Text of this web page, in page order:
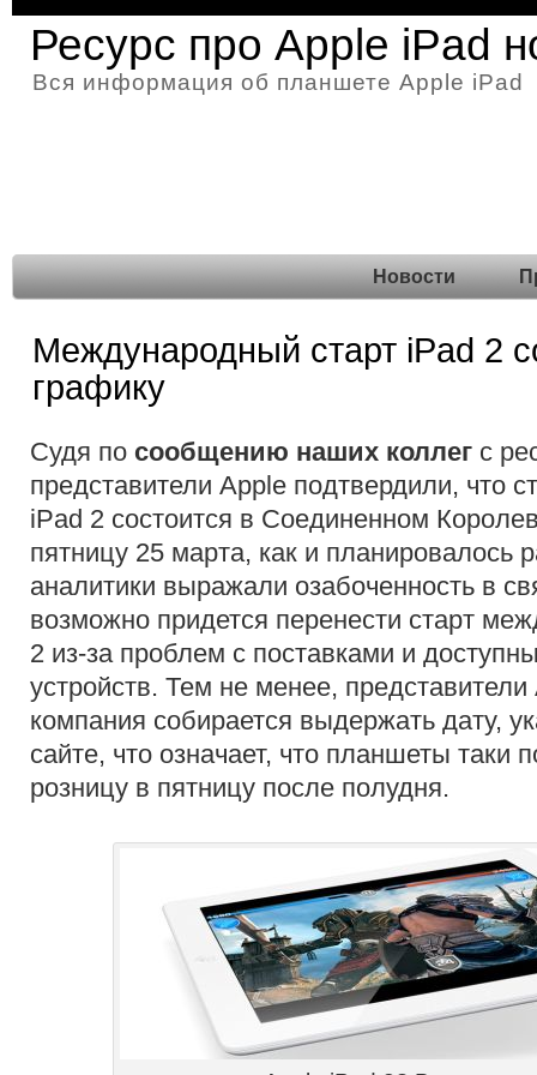
Ресурс про Apple iPad
Вся информация об планшете Apple iPad
Новости
Международный старт iPad 2
графику
Судя по сообщению наших коллег с
представители Apple подтвердили, что
iPad 2 состоится в Соединенном
пятницу 25 марта, как и планировалось
аналитики выражали озабоченность в
возможно придется перенести старт
2 из-за проблем с поставками и
устройств. Тем не менее,
компания собирается выдержать дату,
сайте, что означает, что планшеты таки
розницу в пятницу после полудня.